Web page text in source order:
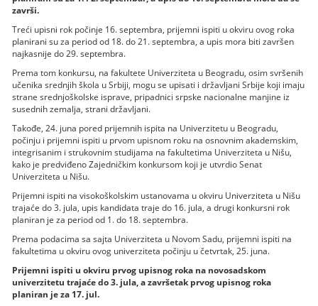
završi.
Treći upisni rok počinje 16. septembra, prijemni ispiti u okviru ovog roka
planirani su za period od 18. do 21. septembra, a upis mora biti završen
najkasnije do 29. septembra.
Prema tom konkursu, na fakultete Univerziteta u Beogradu, osim svršenih
učenika srednjih škola u Srbiji, mogu se upisati i državljani Srbije koji imaju
strane srednjoškolske isprave, pripadnici srpske nacionalne manjine iz
susednih zemalja, strani državljani.
Takođe, 24. juna pored prijemnih ispita na Univerzitetu u Beogradu,
počinju i prijemni ispiti u prvom upisnom roku na osnovnim akademskim,
integrisanim i strukovnim studijama na fakultetima Univerziteta u Nišu,
kako je predviđeno Zajedničkim konkursom koji je utvrdio Senat
Univerziteta u Nišu.
Prijemni ispiti na visokoškolskim ustanovama u okviru Univerziteta u Nišu
trajaće do 3. jula, upis kandidata traje do 16. jula, a drugi konkursni rok
planiran je za period od 1. do 18. septembra.
Prema podacima sa sajta Univerziteta u Novom Sadu, prijemni ispiti na
fakultetima u okviru ovog univerziteta počinju u četvrtak, 25. juna.
Prijemni ispiti u okviru prvog upisnog roka na novosadskom
univerzitetu trajaće do 3. jula, a završetak prvog upisnog roka
planiran je za 17. jul.